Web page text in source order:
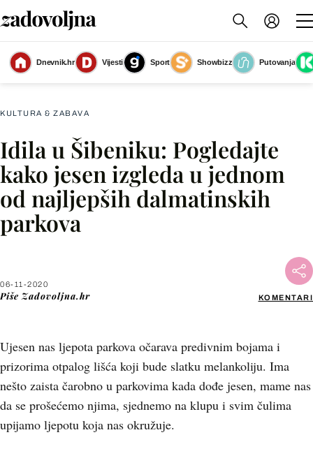
Dnevnik.hr Vijesti Sport Showbizz
Putovanja
Slika nije dostupna
KULTURA & ZABAVA
Idila u Šibeniku: Pogledajte
kako jesen izgleda u jednom
od najljepših dalmatinskih
parkova
06-11-2020
Piše Zadovoljna.hr KOMENTARI
Ujesen nas ljepota parkova očarava predivnim bojama i
prizorima otpalog lišća koji bude slatku melankoliju. Ima
nešto zaista čarobno u parkovima kada dođe jesen, mame nas
da se prošećemo njima, sjednemo na klupu i svim čulima
upijamo ljepotu koja nas okružuje.
Facebook
X